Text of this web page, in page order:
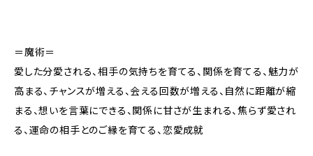
＝魔術＝
愛した分愛される、相手の気持ちを育てる、関係を育てる、魅力が
高まる、チャンスが増える、会える回数が増える、自然に距離が縮
まる、想いを言葉にできる、関係に甘さが生まれる、焦らず愛され
る、運命の相手とのご縁を育てる、恋愛成就